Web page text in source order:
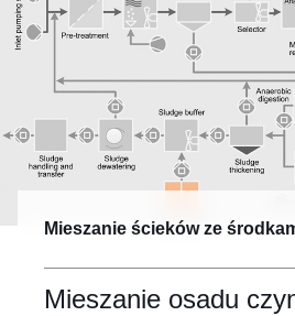
Mieszanie ścieków ze
Mieszanie osadu